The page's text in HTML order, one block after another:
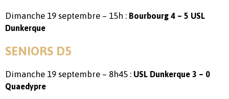
Dimanche 19 septembre – 15h : Bourbourg 4 – 5 USL
Dunkerque
SENIORS D5
Dimanche 19 septembre – 8h45 : USL Dunkerque 3 – 0
Quaedypre